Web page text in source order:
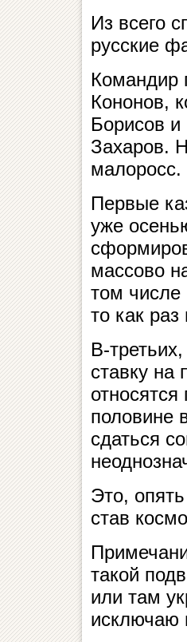
Из всего
русские
Командир
Кононов,
Борисов и
Захаров.
малоросс.
Первые
уже
массово
том числе
то как
В-
ставку на
половине
сдаться
Это,
став
такой
или там
исключаю